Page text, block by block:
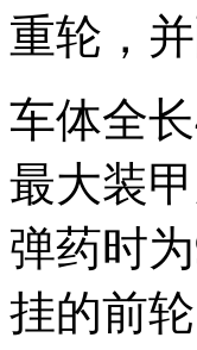
重轮，
车体全
最大装
弹药时
挂的前